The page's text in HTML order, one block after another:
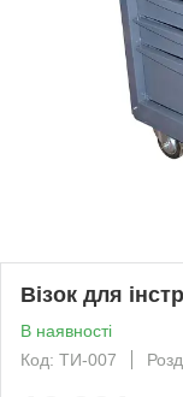
Візок для
В наявності
Код: ТИ-007